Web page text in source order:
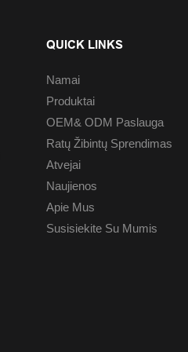
QUICK LINKS
Namai
Produktai
OEM& ODM Paslauga
Ratų Žibintų Sprendimas
Atvejai
Naujienos
Apie Mus
Susisiekite Su Mumis